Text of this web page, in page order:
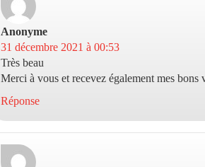
Anonyme
31 décembre 2021 à 00:53
Très beau
Merci à vous et recevez également mes
Réponse